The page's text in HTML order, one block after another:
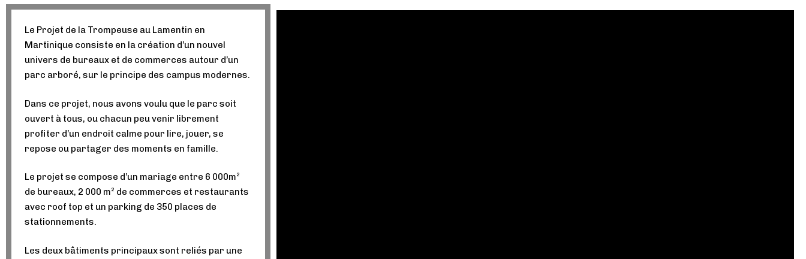
Le Projet de la Trompeuse au Lamentin en
Martinique consiste en la création d’un nouvel
univers de bureaux et de commerces autour d’un
parc arboré, sur le principe des campus modernes.
Dans ce projet, nous avons voulu que le parc soit
ouvert à tous, ou chacun peu venir librement
profiter d’un endroit calme pour lire, jouer, se
repose ou partager des moments en famille.
Le projet se compose d’un mariage entre 6 000m²
de bureaux, 2 000 m² de commerces et restaurants
avec roof top et un parking de 350 places de
stationnements.
Les deux bâtiments principaux sont reliés par une